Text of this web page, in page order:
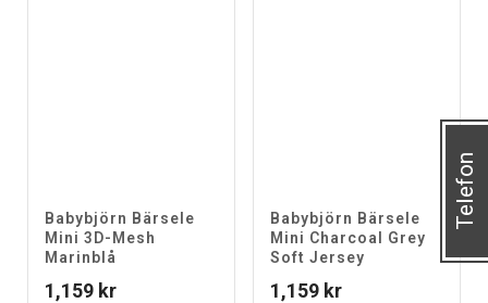
Babybjörn Bärsele
Mini 3D-Mesh
Marinblå
1,159 kr
Babybjörn Bärsele
Mini Charcoal Grey
Soft Jersey
1,159 kr
Telefon